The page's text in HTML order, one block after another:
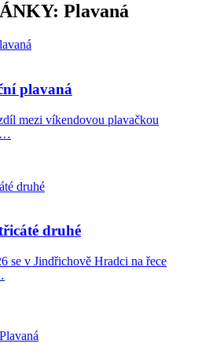
Plavaná
plavaná
mezi víkendovou plavačkou
druhé
se v Jindřichově Hradci na řece